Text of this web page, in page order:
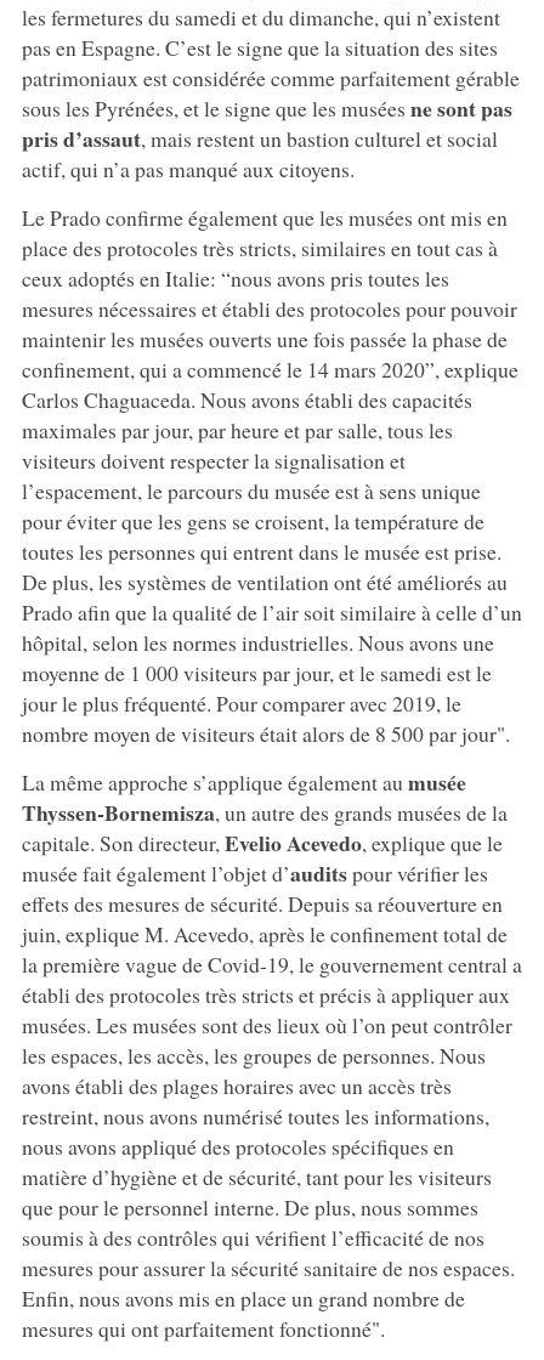
les fermetures du samedi et du dimanche, qui n’existent
pas en Espagne. C’est le signe que la situation des sites
patrimoniaux est considérée comme parfaitement gérable
sous les Pyrénées, et le signe que les musées ne sont pas
pris d’assaut, mais restent un bastion culturel et social
actif, qui n’a pas manqué aux citoyens.
Le Prado confirme également que les musées ont mis en
place des protocoles très stricts, similaires en tout cas à
ceux adoptés en Italie: “nous avons pris toutes les
mesures nécessaires et établi des protocoles pour pouvoir
maintenir les musées ouverts une fois passée la phase de
confinement, qui a commencé le 14 mars 2020”, explique
Carlos Chaguaceda. Nous avons établi des capacités
maximales par jour, par heure et par salle, tous les
visiteurs doivent respecter la signalisation et
l’espacement, le parcours du musée est à sens unique
pour éviter que les gens se croisent, la température de
toutes les personnes qui entrent dans le musée est prise.
De plus, les systèmes de ventilation ont été améliorés au
Prado afin que la qualité de l’air soit similaire à celle d’un
hôpital, selon les normes industrielles. Nous avons une
moyenne de 1 000 visiteurs par jour, et le samedi est le
jour le plus fréquenté. Pour comparer avec 2019, le
nombre moyen de visiteurs était alors de 8 500 par jour".
La même approche s’applique également au musée
Thyssen-Bornemisza, un autre des grands musées de la
capitale. Son directeur, Evelio Acevedo, explique que le
musée fait également l’objet d’auditspour vérifier les
effets des mesures de sécurité. Depuis sa réouverture en
juin, explique M. Acevedo, après le confinement total de
la première vague de Covid-19, le gouvernement central a
établi des protocoles très stricts et précis à appliquer aux
musées. Les musées sont des lieux où l’on peut contrôler
les espaces, les accès, les groupes de personnes. Nous
avons établi des plages horaires avec un accès très
restreint, nous avons numérisé toutes les informations,
nous avons appliqué des protocoles spécifiques en
matière d’hygiène et de sécurité, tant pour les visiteurs
que pour le personnel interne. De plus, nous sommes
soumis à des contrôles qui vérifient l’efficacité de nos
mesures pour assurer la sécurité sanitaire de nos espaces.
Enfin, nous avons mis en place un grand nombre de
mesures qui ont parfaitement fonctionné".